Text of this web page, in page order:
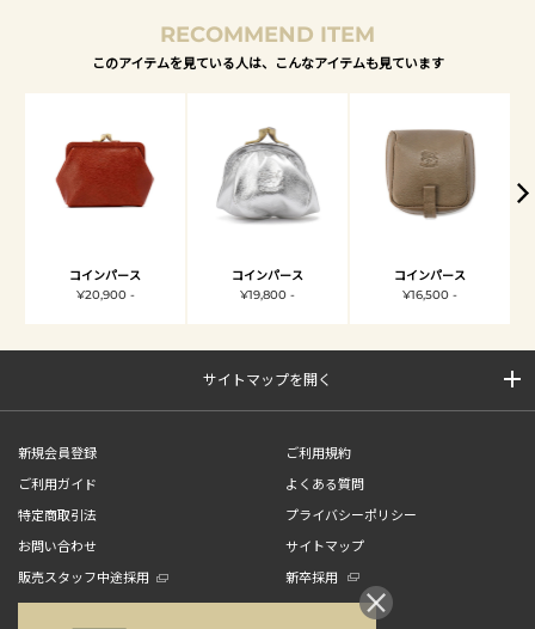
RECOMMEND ITEM
このアイテムを見ている人は、こんなアイテムも見ています
コインパース
¥20,900 -
コインパース
¥19,800 -
コインパース
¥16,500 -
サイトマップを開く
新規会員登録
ご利用規約
ご利用ガイド
よくある質問
特定商取引法
プライバシーポリシー
お問い合わせ
サイトマップ
販売スタッフ中途採用
新卒採用